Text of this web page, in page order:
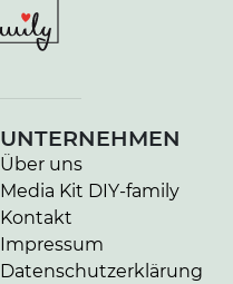
UNTERNEHMEN
Über uns
Media Kit DIY-family
Kontakt
Impressum
Da­ten­schutz­er­klä­rung